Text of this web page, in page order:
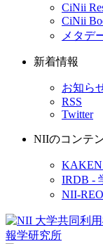
CiNii
CiNii
メタデ
新着情報
お知ら
RSS
Twitter
NIIのコンテ
KAKEN
IRDB -
NII-